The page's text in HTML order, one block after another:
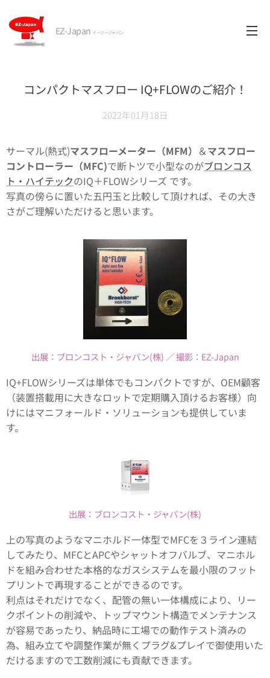
EZ-Japan イージージャパン
コンパクトマスフロー IQ+FLOWのご紹介！
2022年01月18日
サーマル(熱式)マスフローメーター（MFM） ＆マスフロー
コントローラー（MFC)で断トツで小型なのがブロンコス
ト・ハイテックのIQ＋FLOWシリーズ です。
写真の傍らに置いた五円玉と比較して頂ければ、その大き
さがご理解いただけると思います。
出展：ブロンコスト・ジャパン(株) ／ 撮影：EZ-Japan
IQ+FLOWシリーズは単体でもコンパクトですが、OEM顧客
（装置搭載用に大きなロットで定期購入頂けるお客様）向
けにはマニフォールド・ソリューションも提供していま
す。
出展：ブロンコスト・ジャパン(株)
上の写真のようなマニホルド一体型でMFCを３ライン連結
してみたり、MFCとAPCやシャットオフバルブ、マニホル
ドを組み合わせた本格的なガスシステムを最小限のフット
プリントで再現することができるのです。
利点はそれだけでなく、配管の無い一体構成により、リー
クポイントの削減や、トップマウント構造でメンテナンス
が容易であったり、納品時に工場での動作テスト済みの
為、組み立てや調整作業が無くプラグ&プレイで御使用いた
だけるますので工数削減にも貢献できます。